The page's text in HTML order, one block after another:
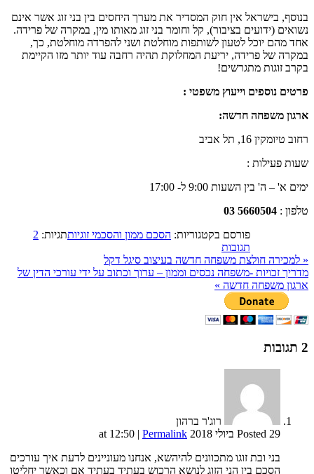
בנוסף, בישראל אין חוק המסדיר את מערך היחסים בין בני זוג אשר אינם
נשואים (ידועים בציבור), קל וחומר בני זוג מאותו מין, במקרה של פרידה.
אחד מהם יוכל לטעון לשותפות מוחלטת ושני להפרדה מוחלטת, כך,
במקרה של פרידה, יריעת המחלוקת תהיה רחבה עוד יותר מזו הקיימת
בקרב זוגות מתגרשים!
פרטים נוספים וייעוץ משפטי :
ארגון משפחה חדשה:
רחוב טיומקין 16, תל אביב
שעות פעילות :
ימים א' – ה' בין השעות 9:00 ל- 17:00
טלפון : 5660504
03
פורסם בקטגוריות: הסכם ממון והסכמי זוגיותתגיות: 2
תגובות
« למכירה חולצת משפחה חדשה בעיצוב סיגל דקל
מדריך זכויות -משפחה נכסים וממון – ערוך וכתוב על ידי עורכי הדין של
ארגון משפחה חדשה »
2 תגובות
רוג'ר ברהון
Posted 29 ביולי 2018 at 12:50
| Permalink
בני ובת זוגו מתכוונים להיהשא, אנחנו מעוניינים לדעת איך עורכים
הסכם בין הני הזוג לנושא הרכוש בעתיד בעתיד אם וכאשר יחליטו